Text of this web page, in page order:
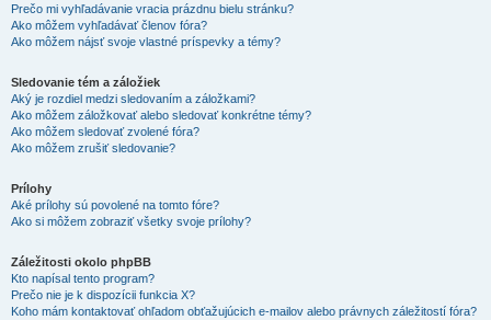
Prečo mi vyhľadávanie vracia prázdnu bielu stránku?
Ako môžem vyhľadávať členov fóra?
Ako môžem nájsť svoje vlastné príspevky a témy?
Sledovanie tém a záložiek
Aký je rozdiel medzi sledovaním a záložkami?
Ako môžem záložkovať alebo sledovať konkrétne témy?
Ako môžem sledovať zvolené fóra?
Ako môžem zrušiť sledovanie?
Prílohy
Aké prílohy sú povolené na tomto fóre?
Ako si môžem zobraziť všetky svoje prílohy?
Záležitosti okolo phpBB
Kto napísal tento program?
Prečo nie je k dispozícii funkcia X?
Koho mám kontaktovať ohľadom obťažujúcich e-mailov alebo právnych záležitostí fóra?